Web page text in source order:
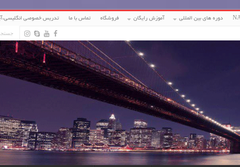
دوره های بین المللی آموزش رایگان فروشگاه تماس با ما تدریس خصوصی